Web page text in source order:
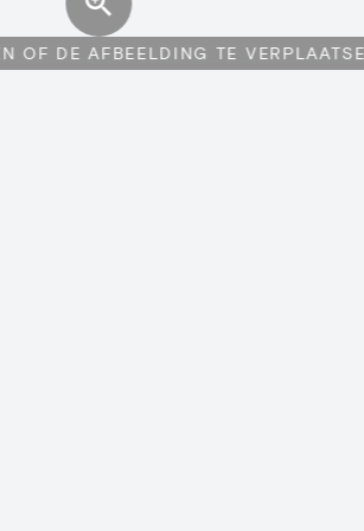
OF DE AFBEELDING TE